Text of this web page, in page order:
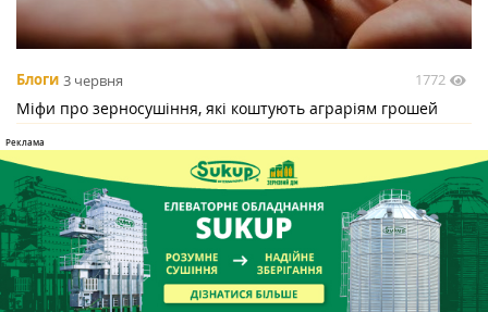
Блоги 3 червня 1772
Міфи про зерносушіння, які коштують аграріям грошей